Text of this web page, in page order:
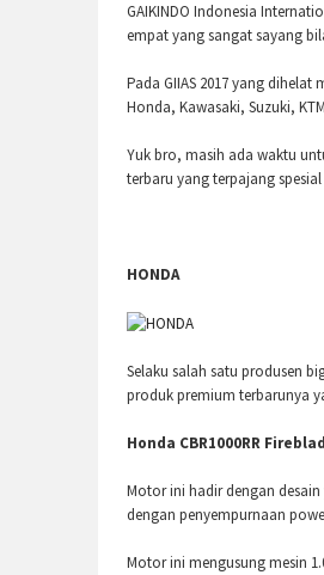
GAIKINDO Indonesia
empat yang sangat sayang
Pada GIIAS 2017 yang
Honda, Kawasaki, Suzuki,
Yuk bro, masih ada waktu
terbaru yang terpajang spesial
HONDA
Selaku salah satu produsen
produk premium terbarunya
Honda CBR1000RR
Motor ini hadir dengan
dengan penyempurnaan
Motor ini mengusung mesin